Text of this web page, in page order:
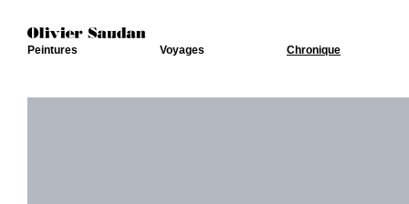
Peintures Voyages Chronique